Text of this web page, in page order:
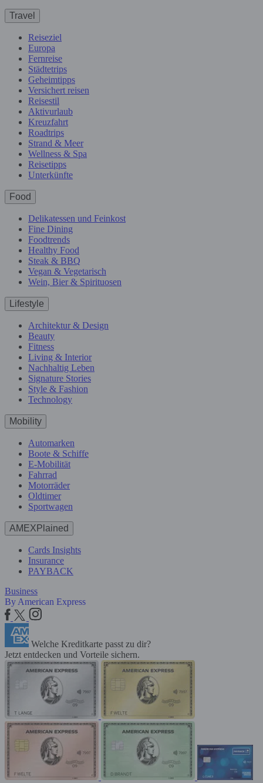
Travel
Reiseziel
Europa
Fernreise
Städtetrips
Geheimtipps
Versichert reisen
Reisestil
Aktivurlaub
Kreuzfahrt
Roadtrips
Strand & Meer
Wellness & Spa
Reisetipps
Unterkünfte
Food
Delikatessen und Feinkost
Fine Dining
Foodtrends
Healthy Food
Steak & BBQ
Vegan & Vegetarisch
Wein, Bier & Spirituosen
Lifestyle
Architektur & Design
Beauty
Fitness
Living & Interior
Nachhaltig Leben
Signature Stories
Style & Fashion
Technology
Mobility
Automarken
Boote & Schiffe
E-Mobilität
Fahrrad
Motorräder
Oldtimer
Sportwagen
AMEXPlained
Cards Insights
Insurance
PAYBACK
Business
By American Express
Welche Kreditkarte passt zu dir?
Jetzt entdecken und Vorteile sichern.